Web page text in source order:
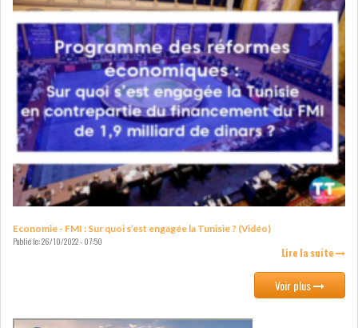
LEASING
LOGISTIQUE ET
TRANSPORT
SANTÉ TOURSIME
DISTRIBUTION
COMPOSANTS
AUTOMOBILES
CHIMIE
DISTRIBUTION
AUTOMOBILE
FINANCIER IMMOBILIER
Economie - FMI : Sur quoi s’est engagée la Tunisie ? (Vidéo)
Publié le:26/10/2022 - 07:50
Lire la suite
Voir plus